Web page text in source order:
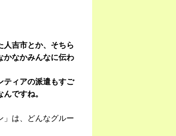
人吉市とか、そちら
かなかみんなに伝わ
ティアの派遣もすご
ですね。
」は、どんなグルー